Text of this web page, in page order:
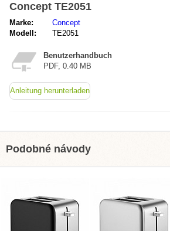
Concept TE2051
Marke:
Concept
Modell:
TE2051
Benutzerhandbuch
PDF, 0.40 MB
Anleitung herunterladen
Podobné návody